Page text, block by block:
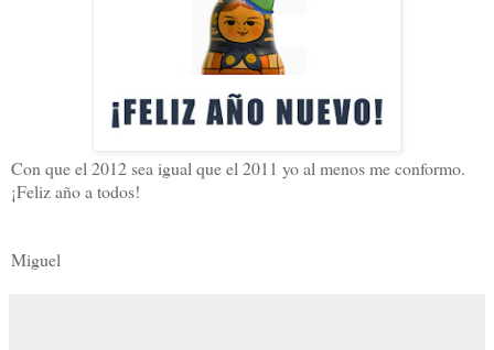
Con que el 2012 sea igual que el 2011 yo al menos me conformo.
¡Feliz año a todos!
Miguel